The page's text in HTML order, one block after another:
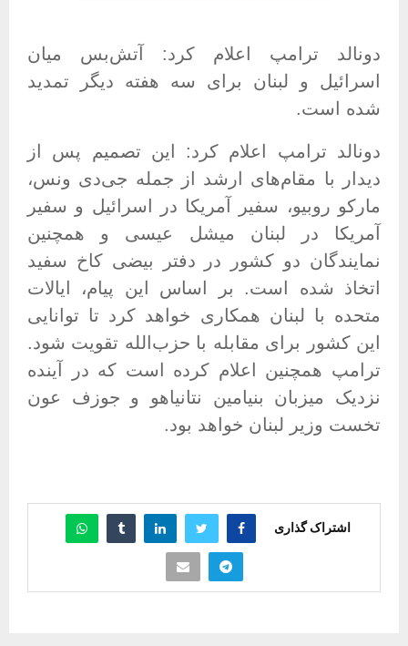
دونالد ترامپ اعلام کرد: آتش‌بس میان
اسرائیل و لبنان برای سه هفته دیگر تمدید
شده است.
دونالد ترامپ اعلام کرد: این تصمیم پس از
دیدار با مقام‌های ارشد از جمله جی‌دی ونس،
مارکو روبیو، سفیر آمریکا در اسرائیل و سفیر
آمریکا در لبنان میشل عیسی و همچنین
نمایندگان دو کشور در دفتر بیضی کاخ سفید
اتخاذ شده است.
بر اساس این پیام، ایالات
متحده با لبنان همکاری خواهد کرد تا توانایی
این کشور برای مقابله با حزب‌الله تقویت شود.
ترامپ همچنین اعلام کرده است که در آینده
نزدیک میزبان بنیامین نتانیاهو و جوزف عون
تخست وزیر لبنان خواهد بود.
اشتراک گذاری